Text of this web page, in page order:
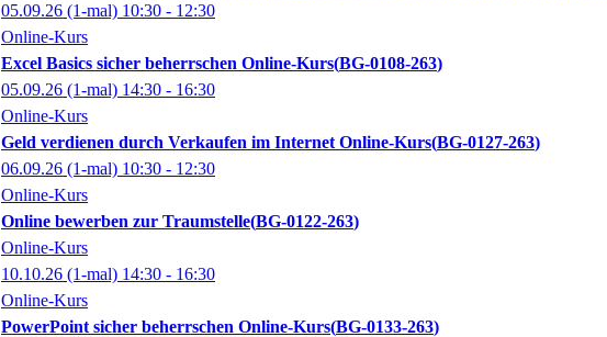
05.09.26 (1-mal) 10:30 - 12:30
Online-Kurs
Excel Basics sicher beherrschen Online-Kurs BG-0108-263
05.09.26 (1-mal) 14:30 - 16:30
Online-Kurs
Geld verdienen durch Verkaufen im Internet Online-Kurs BG-0127-263
06.09.26 (1-mal) 10:30 - 12:30
Online-Kurs
Online bewerben zur Traumstelle BG-0122-263
Online-Kurs
10.10.26 (1-mal) 14:30 - 16:30
Online-Kurs
PowerPoint sicher beherrschen Online-Kurs BG-0133-263